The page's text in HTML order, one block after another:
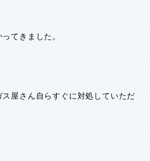
てきました。
屋さん自らすぐに対処していただ